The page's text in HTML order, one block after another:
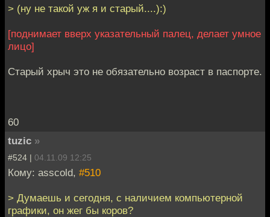
> (ну не такой уж я и старый....):)
[поднимает вверх указательный палец, делает умное
лицо]
Старый хрыч это не обязательно возраст в паспорте.
60
tuzic »
#524 | 04.11.09 12:25
Кому: asscold, #510
> Думаешь и сегодня, с наличием компьютерной
графики, он жег бы коров?